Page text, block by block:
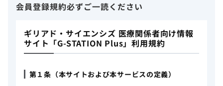
会員登録規約必ずご一読ください
ギリアド・サイエンシズ 医療関係者向け情報
サイト「G-STATION Plus」利用規約
第１条（本サイトおよび本サービスの定義）